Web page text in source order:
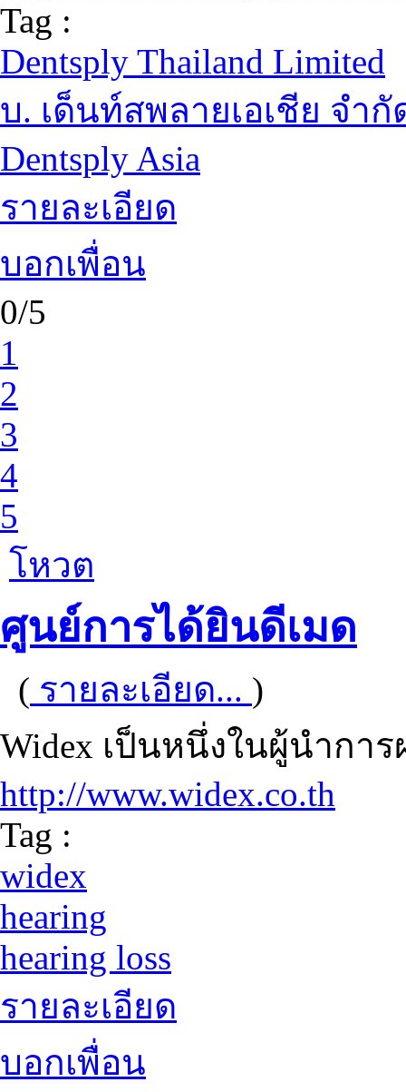
Tag :
Dentsply Thailand Limited
บ. เด็นท์สพลายเอเชีย จำกั
Dentsply Asia
รายละเอียด
บอกเพื่อน
0/5
1
2
3
4
5
โหวต
ศูนย์การได้ยินดีเมด
( รายละเอียด... )
Widex เป็นหนึ่งในผู้นำกา
http://www.widex.co.th
Tag :
widex
hearing
hearing loss
รายละเอียด
บอกเพื่อน